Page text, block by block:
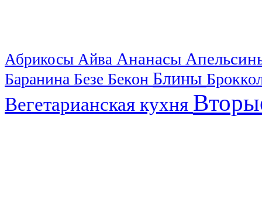
Абрикосы Айва Ананасы
Баранина Безе Бекон Блины
Вегетарианская кухня